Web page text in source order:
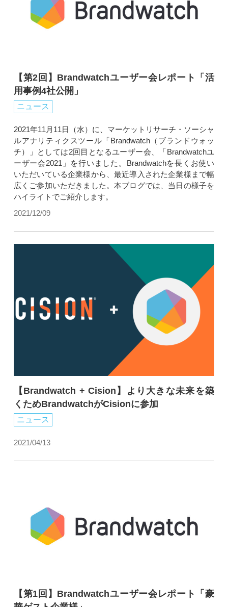
【第2回】Brandwatchユーザー会レポート「活
用事例4社公開」
ニュース
2021年11月11日（水）に、マーケットリサーチ・ソーシャ
ルアナリティクスツール「Brandwatch（ブランドウォッ
チ）」としては2回目となるユーザー会、「Brandwatchユ
ーザー会2021」を行いました。Brandwatchを長くお使い
いただいている企業様から、最近導入された企業様まで幅
広くご参加いただきました。本ブログでは、当日の様子を
ハイライトでご紹介します。
2021/12/09
【Brandwatch + Cision】より大きな未来を築
くためBrandwatchがCisionに参加
ニュース
2021/04/13
【第1回】Brandwatchユーザー会レポート「豪